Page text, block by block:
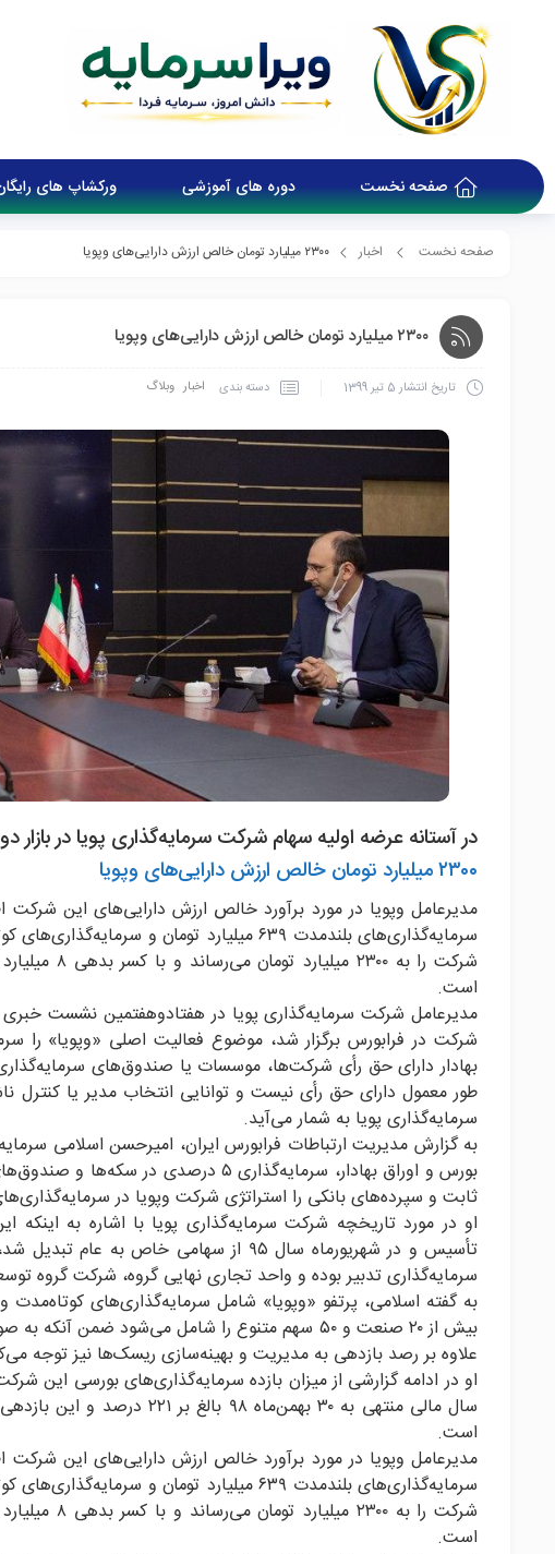
صفحه نخست دوره های آموزشی ورکشاپ های
صفحه نخست اخبار ۲۳۰۰ میلیارد تومان خالص ارزش دارایی‌های وپویا
۲۳۰۰ میلیارد تومان خالص ارزش دارایی‌های وپویا
تاریخ انتشار5 تیر 1399 دسته بندی اخبار وبلاگ
در آستانه عرضه اولیه سهام شرکت سرمایه‌گذاری پویا در بازار
۲۳۰۰ میلیارد تومان خالص ارزش دارایی‌های وپویا
است.
شرکت در فرابورس برگزار شد، موضوع فعالیت اصلی «وپویا» را
بهادار دارای حق رأی شرکت‌ها، موسسات یا صندوق‌های
طور معمول دارای حق رأی نیست و توانایی انتخاب مدیر یا کنترل
سرمایه‌گذاری پویا به شمار می‌آید.‏
ثابت و سپرده‌های بانکی را استراتژی شرکت وپویا در
تأسیس و در شهریورماه سال ۹۵ از ‏سهامی
سرمایه‌گذاری تدبیر بوده و واحد تجارى نهایى گروه، شرکت گروه
به گفته اسلامی، پرتفو «وپویا» شامل سرمایه‌گذاری‌های
بیش از ۲۰ صنعت و ۵۰ سهم متنوع را شامل می‌شود
علاوه بر رصد بازدهی به مدیریت و بهینه‌سازی ریسک‌ها نیز توجه
او در ادامه گزارشی از میزان بازده سرمایه‌گذاری‌های بورسی این
است.
است.